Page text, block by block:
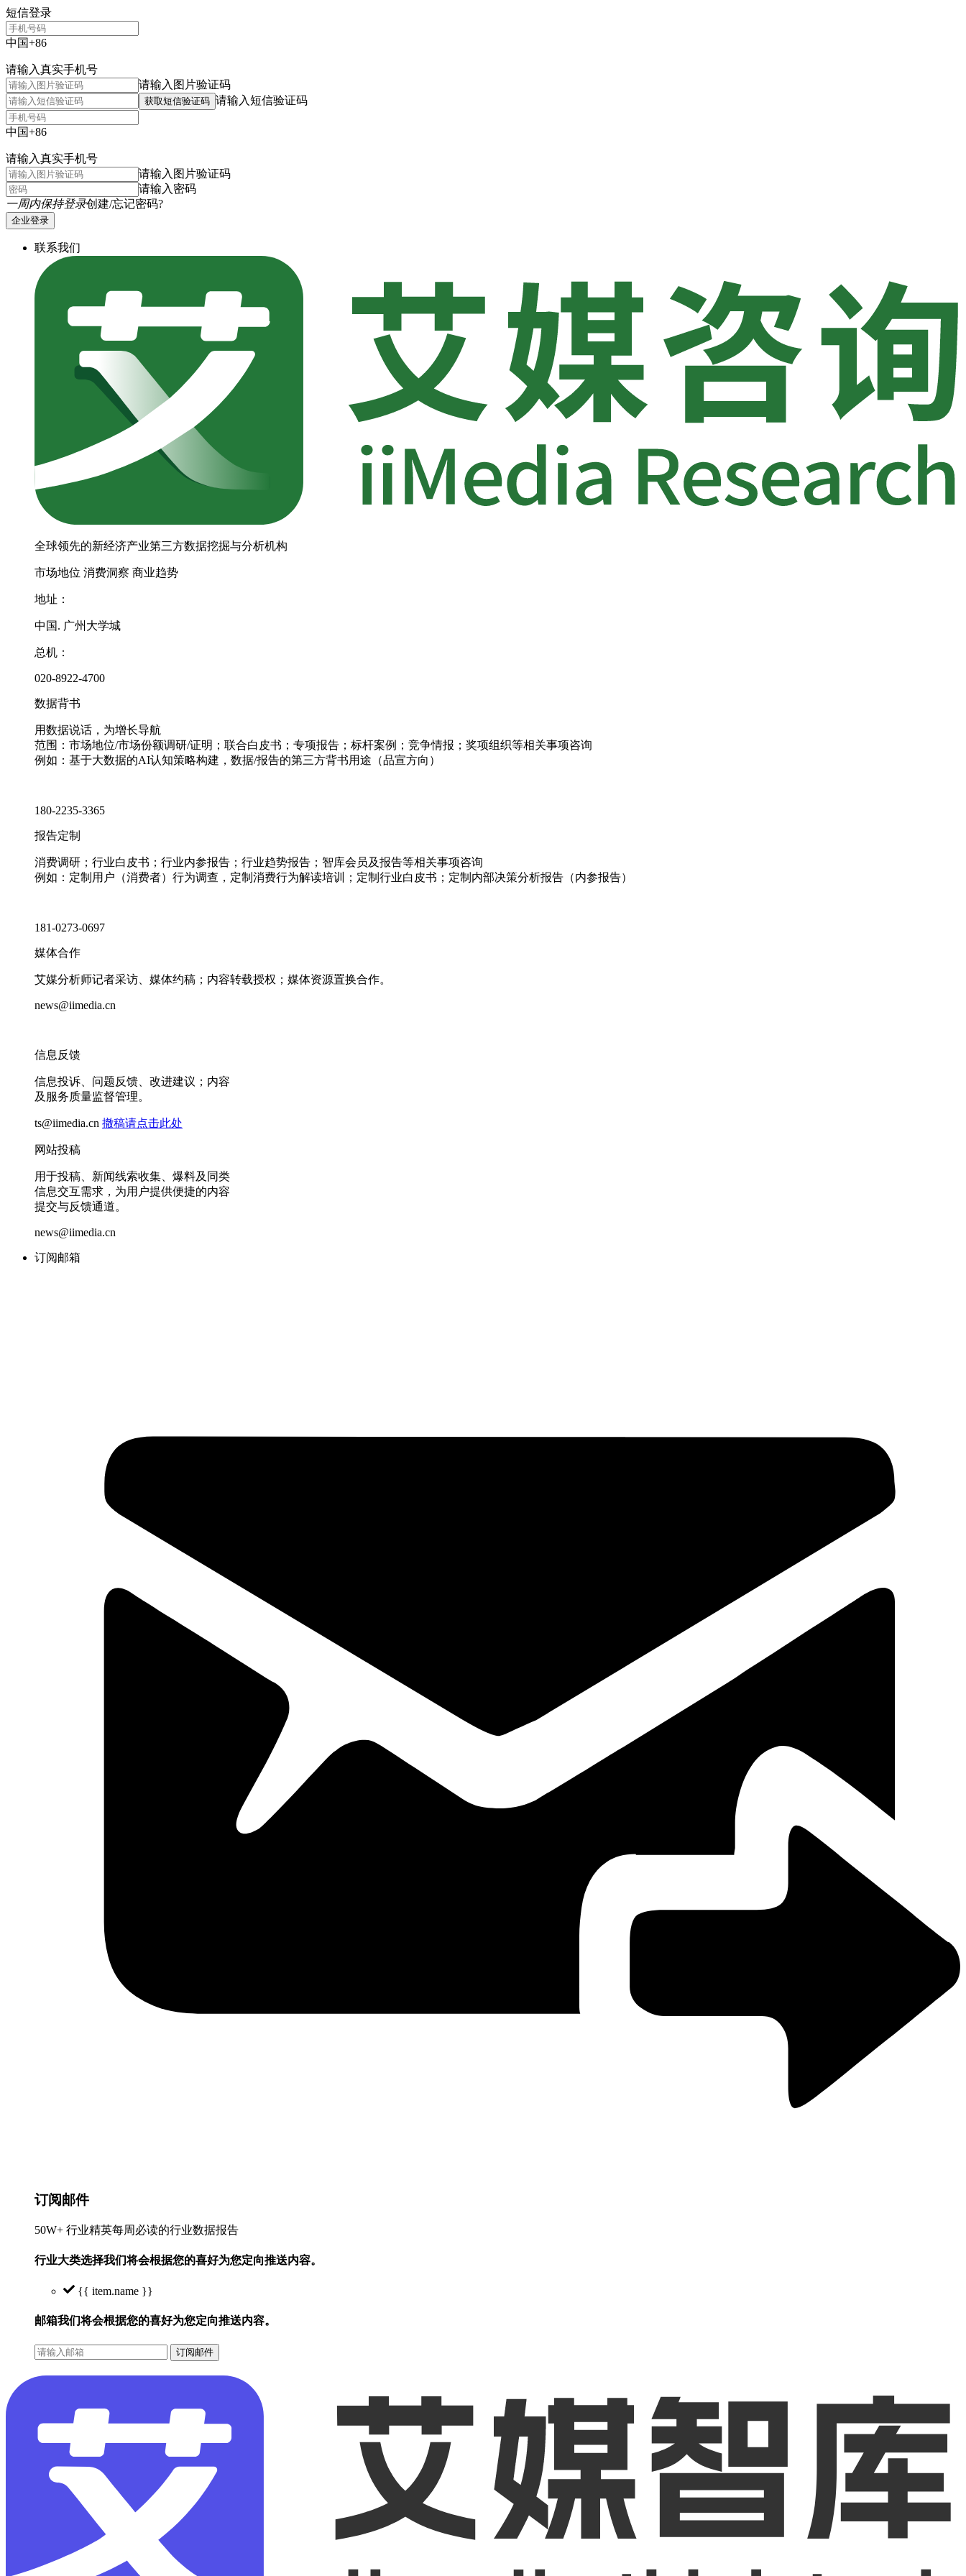
短信登录
中国+86
请输入真实手机号
请输入图片验证码
获取短信验证码 请输入短信验证码
中国+86
请输入真实手机号
请输入图片验证码
请输入密码
一周内保持登录创建/忘记密码?
企业登录
联系我们
全球领先的新经济产业第三方数据挖掘与分析机构
市场地位 消费洞察 商业趋势
地址：
中国. 广州大学城
总机：
020-8922-4700
数据背书
用数据说话，为增长导航
范围：市场地位/市场份额调研/证明；联合白皮书；专项报告；标杆案例；竞争情报；奖项组织等相关事项咨询
例如：基于大数据的AI认知策略构建，数据/报告的第三方背书用途（品宣方向）
180-2235-3365
报告定制
消费调研；行业白皮书；行业内参报告；行业趋势报告；智库会员及报告等相关事项咨询
例如：定制用户（消费者）行为调查，定制消费行为解读培训；定制行业白皮书；定制内部决策分析报告（内参报告）
181-0273-0697
媒体合作
艾媒分析师记者采访、媒体约稿；内容转载授权；媒体资源置换合作。
news@iimedia.cn
信息反馈
信息投诉、问题反馈、改进建议；内容
及服务质量监督管理。
ts@iimedia.cn 撤稿请点击此处
网站投稿
用于投稿、新闻线索收集、爆料及同类
信息交互需求，为用户提供便捷的内容
提交与反馈通道。
news@iimedia.cn
订阅邮箱
订阅邮件
50W+ 行业精英每周必读的行业数据报告
行业大类选择我们将会根据您的喜好为您定向推送内容。
{{ item.name }}
邮箱我们将会根据您的喜好为您定向推送内容。
订阅邮件